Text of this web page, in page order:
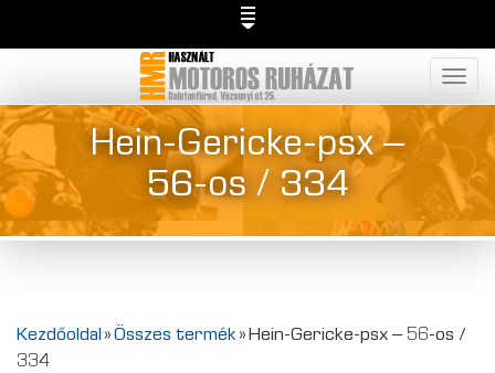
Hein-Gericke-psx –
56-os / 334
Kezdőoldal »Összes termék»Hein-Gericke-psx – 56-os /
334